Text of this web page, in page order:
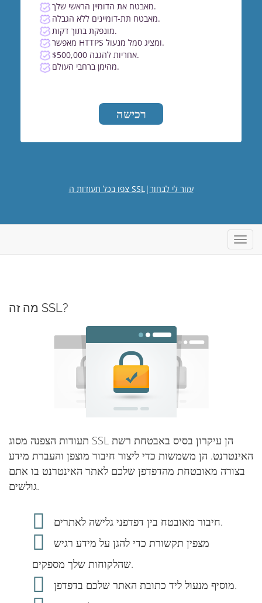
מאבטח את הדומיין הראשי שלך.
מאבטח תת-דומיינים ללא הגבלה.
מונפקת בתוך דקות.
מאפשר HTTPS ומציג סמל מנעול.
$500,000 אחריות להגנה.
מהימן ברחבי העולם.
רכישה
צפו בכל תעודות ה SSL|עזור לי לבחור
ניווט
מה זה SSL?
תעודות הצפנה מסוג SSL הן עיקרון בסיס באבטחת רשת
האינטרנט. הן משמשות כדי ליצור חיבור מוצפן והעברת מידע
בצורה מאובטחת מהדפדפן שלכם לאתר האינטרנט בו אתם
גולשים.
חיבור מאובטח בין דפדפני גלישה לאתרים.
מצפין תקשורת כדי להגן על מידע רגיש
שהלקוחות שלך מספקים.
מוסיף מנעול ליד כתובת האתר שלכם בדפדפן.